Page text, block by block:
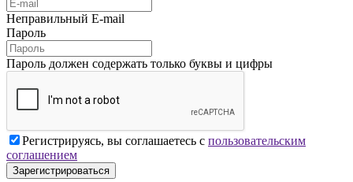
Неправильный E-mail
Пароль
Пароль должен содержать только буквы и цифры
Регистрируясь, вы соглашаетесь с пользовательским
соглашением
Зарегистрироваться